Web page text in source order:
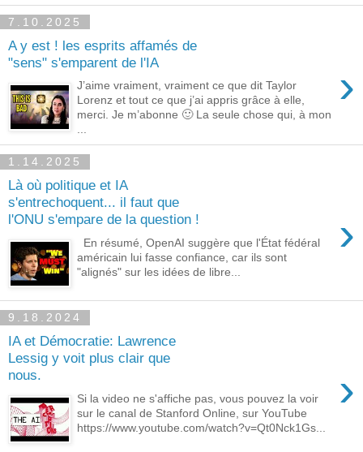
7.10.2025
A y est ! les esprits affamés de
"sens" s'emparent de l'IA
›
J’aime vraiment, vraiment ce que dit Taylor
Lorenz et tout ce que j’ai appris grâce à elle,
merci. Je m’abonne 🙂 La seule chose qui, à mon
...
1.14.2025
Là où politique et IA
s'entrechoquent... il faut que
l'ONU s'empare de la question !
›
En résumé, OpenAI suggère que l'État fédéral
américain lui fasse confiance, car ils sont
"alignés" sur les idées de libre...
9.18.2024
IA et Démocratie: Lawrence
Lessig y voit plus clair que
nous.
›
Si la video ne s'affiche pas, vous pouvez la voir
sur le canal de Stanford Online, sur YouTube
https://www.youtube.com/watch?v=Qt0Nck1Gs...